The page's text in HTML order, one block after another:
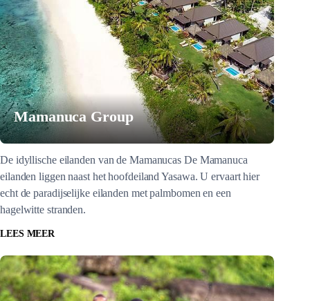
Mamanuca Group
De idyllische eilanden van de Mamanucas De Mamanuca
eilanden liggen naast het hoofdeiland Yasawa. U ervaart hier
echt de paradijselijke eilanden met palmbomen en een
hagelwitte stranden.
LEES MEER